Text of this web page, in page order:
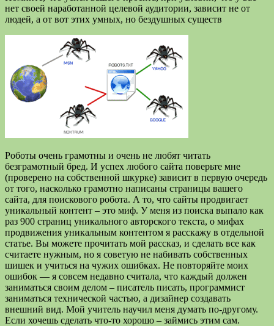
нет своей наработанной целевой аудитории, зависит не от
людей, а от вот этих умных, но бездушных существ
Роботы очень грамотны и очень не любят читать
безграмотный бред. И успех любого сайта поверьте мне
(проверено на собственной шкурке) зависит в первую очередь
от того, насколько грамотно написаны страницы вашего
сайта, для поискового робота. А то, что сайты продвигает
уникальный контент – это миф. У меня из поиска выпало как
раз 900 страниц уникального авторского текста, о мифах
продвижения уникальным контентом я расскажу в отдельной
статье. Вы можете прочитать мой рассказ, и сделать все как
считаете нужным, но я советую не набивать собственных
шишек и учиться на чужих ошибках. Не повторяйте моих
ошибок — я совсем недавно считала, что каждый должен
заниматься своим делом – писатель писать, программист
заниматься технической частью, а дизайнер создавать
внешний вид. Мой учитель научил меня думать по-другому.
Если хочешь сделать что-то хорошо – займись этим сам.